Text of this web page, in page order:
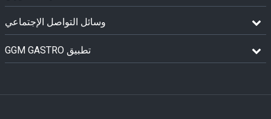
وسائل التواصل الإجتماعي
GGM GASTRO تطبيق